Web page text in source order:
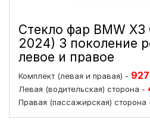
Стекло фар BMW X3
2024) 3 поколение
левое и правое
Комплект (левая и правая) -
Левая (водительская) сторона -
Правая (пассажирская) сторона